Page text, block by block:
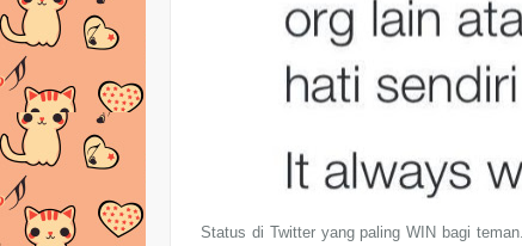
Status di Twitter yang paling WIN bagi